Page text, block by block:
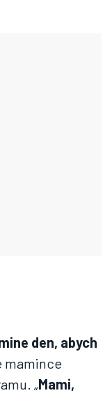
den, abych
mamince
„Mami,